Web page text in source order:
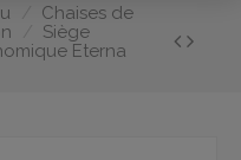
Chaises de
Siège
Eterna